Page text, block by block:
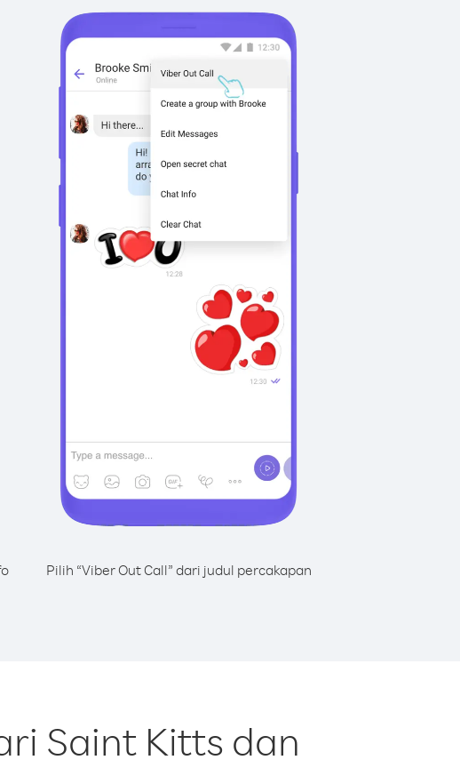
Pilih “Viber Out Call” dari judul percakapan
Saint Kitts dan